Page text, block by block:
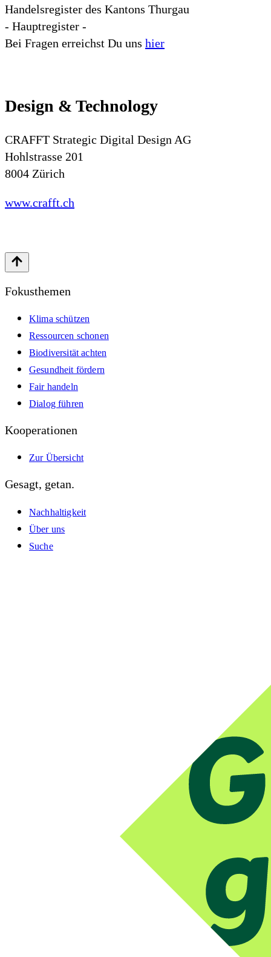
Handelsregister des Kantons Thurgau
- Hauptregister -
Bei Fragen erreichst Du uns hier
Design & Technology
CRAFFT Strategic Digital Design AG
Hohlstrasse 201
8004 Zürich
www.crafft.ch
Fokusthemen
Klima schützen
Ressourcen schonen
Biodiversität achten
Gesundheit fördern
Fair handeln
Dialog führen
Kooperationen
Zur Übersicht
Gesagt, getan.
Nachhaltigkeit
Über uns
Suche